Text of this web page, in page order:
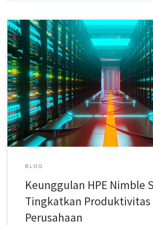
HPE Nimble Storage Untuk Tingkatkan
Setiap perusahaan membutuhkan ruang
menjalankan operasional. Untuk itu, HPE
menawarkan solusi ruang penyimpanan data
yang akan meningkatkan produktivitas dan
perusahaan Anda. Tidak hanya melalui
storage yang satu ini juga memberikan
BLOG
Keunggulan HPE Nimble
Tingkatkan Produktivitas
Perusahaan